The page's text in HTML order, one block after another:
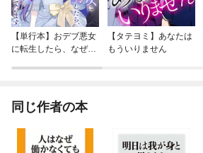
【単行本】おデブ悪女
に転生したら、なぜか
【タテヨミ】あなたは
もういりません
同じ作者の本